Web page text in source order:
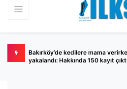
Bakırköy’de kedilere mama
yakalandı: Hakkında 150 kayıt